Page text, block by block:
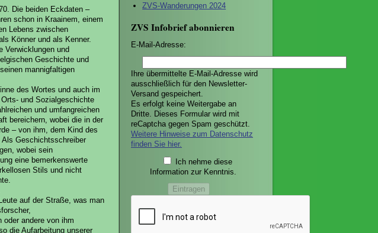
Die beiden Eckdaten –
schon in Kraainem, einem
Lebens zwischen
Könner und als Kenner.
Verwicklungen und
Geschichte und
mannigfaltigen
des Wortes und auch im
und Sozialgeschichte
und umfangreichen
bereichern, wobei die in der
– von ihm, dem Kind des
Geschichtsschreiber
wobei sein
eine bemerkenswerte
Stils und nicht
auf der Straße, was man
oder andere von ihm
die Aufarbeitung unserer
ZVS-Wanderungen 2024
ZVS Infobrief abonnieren
E-Mail-Adresse:
Ihre übermittelte E-Mail-Adresse wird
ausschließlich für den Newsletter-
Versand gespeichert.
Es erfolgt keine Weitergabe an
Dritte. Dieses Formular wird mit
reCaptcha gegen Spam geschützt.
Weitere Hinweise zum Datenschutz
finden Sie hier.
Ich nehme diese
Information zur Kenntnis.